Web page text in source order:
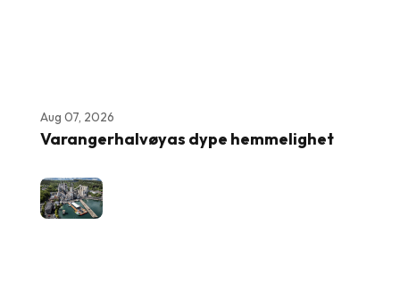
Aug 07, 2026
Varangerhalvøyas dype hemmelighet